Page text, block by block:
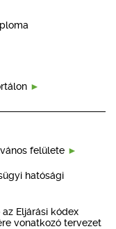
felülete
hatósági
Eljárási kódex
vonatkozó tervezet